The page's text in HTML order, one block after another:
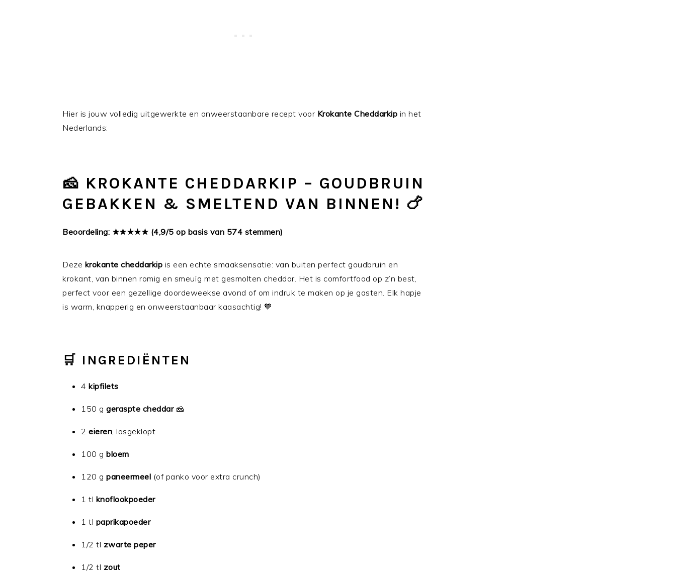
Hier is jouw volledig uitgewerkte en onweerstaanbare recept voor Krokante Cheddarkip in het
Nederlands:
🧀 KROKANTE CHEDDARKIP – GOUDBRUIN
GEBAKKEN & SMELTEND VAN BINNEN! 🍗
Beoordeling: ★★★★★ (4,9/5 op basis van 574 stemmen)
Deze krokante cheddarkip is een echte smaaksensatie: van buiten perfect goudbruin en
krokant, van binnen romig en smeuïg met gesmolten cheddar. Het is comfortfood op z’n best,
perfect voor een gezellige doordeweekse avond of om indruk te maken op je gasten. Elk hapje
is warm, knapperig en onweerstaanbaar kaasachtig! 🧡
🛒 INGREDIËNTEN
4 kipfilets
150 g geraspte cheddar🧀
2 eieren, losgeklopt
100 g bloem
120 g paneermeel (of panko voor extra crunch)
1 tl knoflookpoeder
1 tl paprikapoeder
1/2 tl zwarte peper
1/2 tl zout